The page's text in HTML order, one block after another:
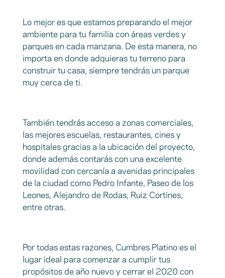
Lo mejor es que estamos preparando el mejor
ambiente para tu familia con áreas verdes y
parques en cada manzana. De esta manera, no
importa en donde adquieras tu terreno para
construir tu casa, siempre tendrás un parque
muy cerca de ti.
También tendrás acceso a zonas comerciales,
las mejores escuelas, restaurantes, cines y
hospitales gracias a la ubicación del proyecto,
donde además contarás con una excelente
movilidad con cercanía a avenidas principales
de la ciudad como Pedro Infante, Paseo de los
Leones, Alejandro de Rodas, Ruiz Cortines,
entre otras.
Por todas estas razones, Cumbres Platino es el
lugar ideal para comenzar a cumplir tus
propósitos de año nuevo y cerrar el 2020 con